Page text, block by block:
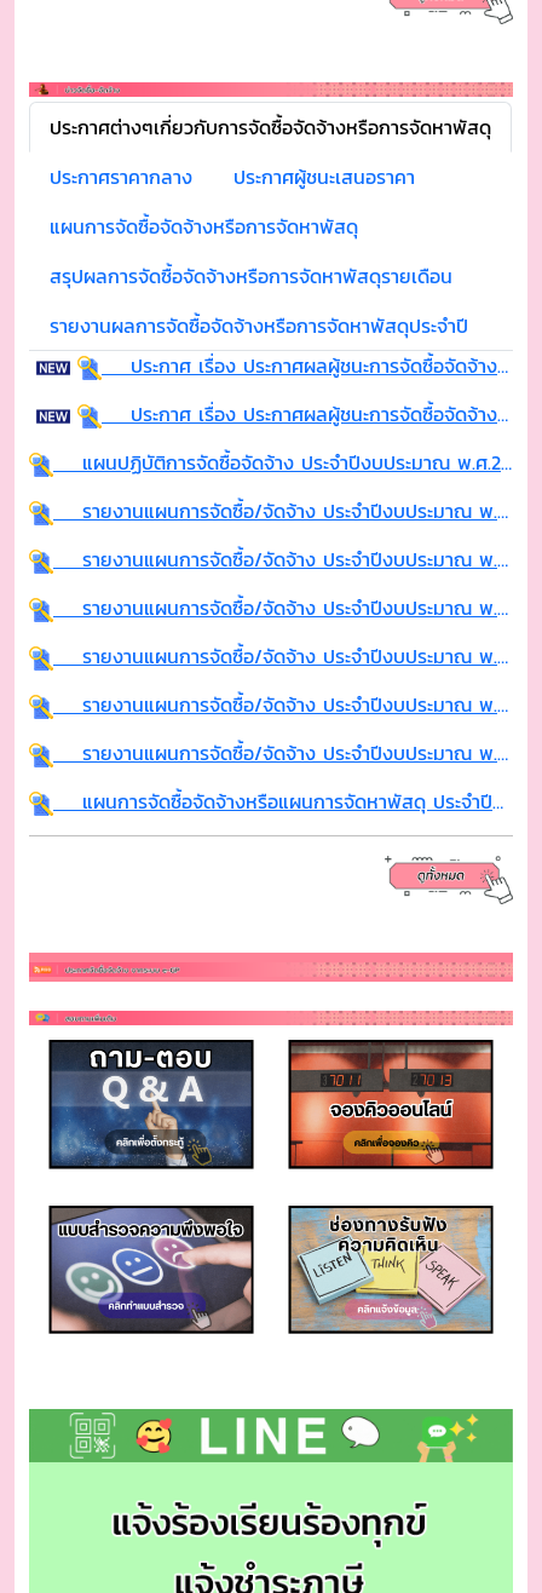
ปภ.จ.เชียงใหม่ สาขาฮอด ขอรายงานปริมาณฝนและอุณหภูมิ
ประกาศต่างๆเกี่ยวกับการจัดซื้อจัดจ้างหรือการจัดหาพัสดุ
ประกาศราคากลาง
ประกาศผู้ชนะเสนอราคา
แผนการจัดซื้อจัดจ้างหรือการจัดหาพัสดุ
สรุปผลการจัดซื้อจัดจ้างหรือการจัดหาพัสดุรายเดือน
รายงานผลการจัดซื้อจัดจ้างหรือการจัดหาพัสดุประจำปี
ประกาศ เรื่อง ประกาศผลผู้ชนะการจัดซื้อจัดจ้างหรือผู้ได้รับการคัดเลือกเเละสาระสำคัญของสัญญาหรือข้อตกลงเป็นหนังสือ ประจำไตรมาสที่ 2 (เดือน มกราคม 2569 ถึง มีนาคม 2569)
ประกาศ เรื่อง ประกาศผลผู้ชนะการจัดซื้อจัดจ้างหรือผู้ได้รับการคัดเลือกเเละสาระสำคัญของสัญญาหรือข้อตกลงเป็นหนังสือ ประจำไตรมาสที่ 1 (เดือน ตุลาคม 2568 ถึง ธันวาคม 2568)
แผนปฏิบัติการจัดซื้อจัดจ้าง ประจำปีงบประมาณ พ.ศ.2569
รายงานแผนการจัดซื้อ/จัดจ้าง ประจำปีงบประมาณ พ.ศ. 2568 กองยุทธศาสตร์เเละงบประมาณ
รายงานแผนการจัดซื้อ/จัดจ้าง ประจำปีงบประมาณ พ.ศ. 2568 กองการศึกษา
รายงานแผนการจัดซื้อ/จัดจ้าง ประจำปีงบประมาณ พ.ศ. 2568 กองช่าง
รายงานแผนการจัดซื้อ/จัดจ้าง ประจำปีงบประมาณ พ.ศ. 2568 กองสาธารณสุขและสิ่งแวดล้อม
รายงานแผนการจัดซื้อ/จัดจ้าง ประจำปีงบประมาณ พ.ศ. 2568 สำนักปลัด
รายงานแผนการจัดซื้อ/จัดจ้าง ประจำปีงบประมาณ พ.ศ. 2568 กองคลัง
แผนการจัดซื้อจัดจ้างหรือแผนการจัดหาพัสดุ ประจำปีงบประมาณ พ.ศ.2567